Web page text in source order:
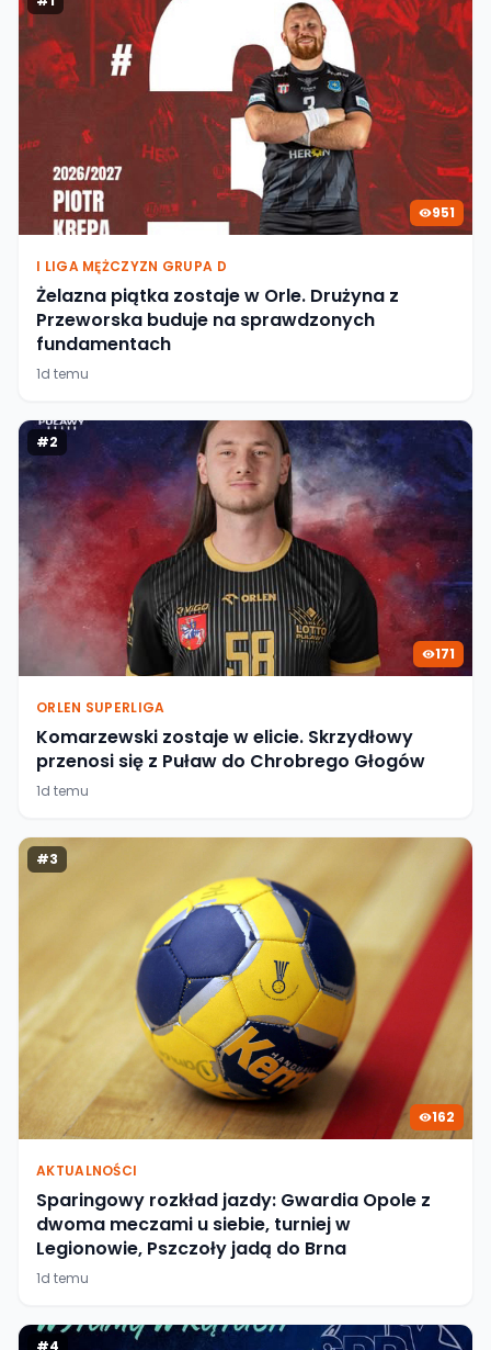
951
I LIGA MĘŻCZYZN GRUPA D
Żelazna piątka zostaje w Orle. Drużyna z
Przeworska buduje na sprawdzonych
fundamentach
1d temu
#2
171
ORLEN SUPERLIGA
Komarzewski zostaje w elicie. Skrzydłowy
przenosi się z Puław do Chrobrego Głogów
1d temu
#3
162
AKTUALNOŚCI
Sparingowy rozkład jazdy: Gwardia Opole z
dwoma meczami u siebie, turniej w
Legionowie, Pszczoły jadą do Brna
1d temu